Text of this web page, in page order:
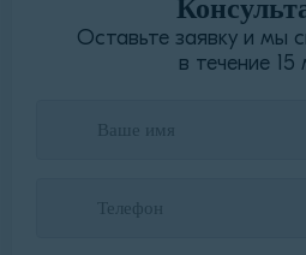
Оставьте заявку и мы
в течение 15